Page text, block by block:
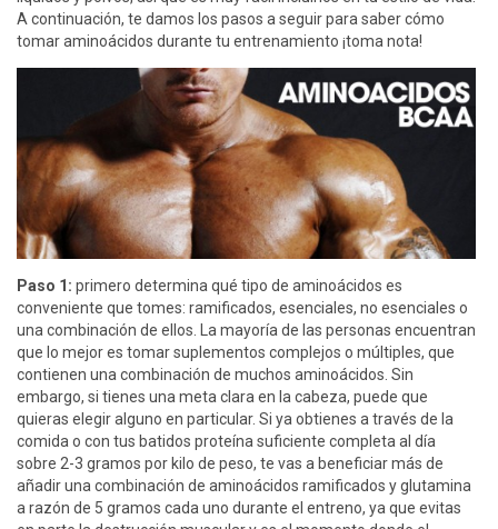
A continuación, te damos los pasos a seguir para saber cómo
tomar aminoácidos durante tu entrenamiento ¡toma nota!
Paso 1: primero determina qué tipo de aminoácidos es
conveniente que tomes: ramificados, esenciales, no esenciales o
una combinación de ellos. La mayoría de las personas encuentran
que lo mejor es tomar suplementos complejos o múltiples, que
contienen una combinación de muchos aminoácidos. Sin
embargo, si tienes una meta clara en la cabeza, puede que
quieras elegir alguno en particular. Si ya obtienes a través de la
comida o con tus batidos proteína suficiente completa al día
sobre 2-3 gramos por kilo de peso, te vas a beneficiar más de
añadir una combinación de aminoácidos ramificados y glutamina
a razón de 5 gramos cada uno durante el entreno, ya que evitas